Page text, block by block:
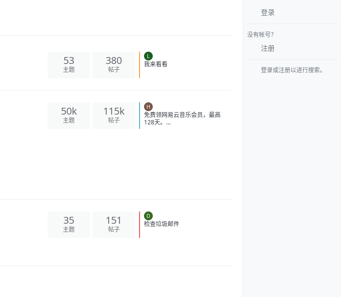
53 380 L
50k 115k H
免费领网易云音乐会员，最高128
35 151 D
登录
没有帐号？
注册
登录或注册以进行搜索。